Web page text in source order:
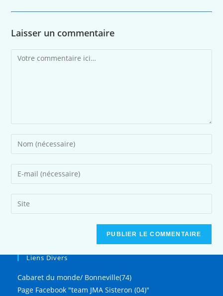
Laisser un commentaire
Liens Divers
Cabaret du monde/ Bonneville(74)
Page Facebook "team JMA Sisteron (04)"